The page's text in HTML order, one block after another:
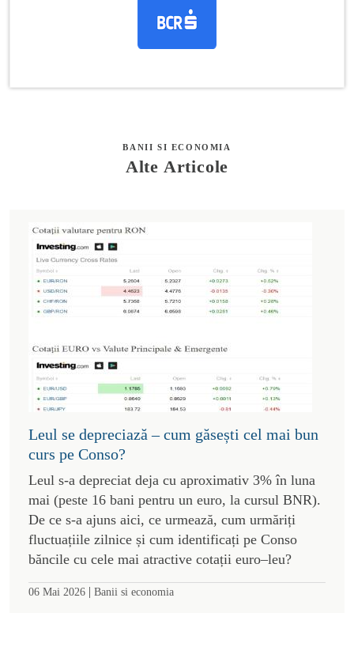
BANII SI ECONOMIA
Alte Articole
Leul se depreciază – cum găsești cel mai bun
curs pe Conso?
Leul s-a depreciat deja cu aproximativ 3% în luna
mai (peste 16 bani pentru un euro, la cursul BNR).
De ce s-a ajuns aici, ce urmează, cum urmăriți
fluctuațiile zilnice și cum identificați pe Conso
băncile cu cele mai atractive cotații euro–leu?
06 Mai 2026 | Banii si economia